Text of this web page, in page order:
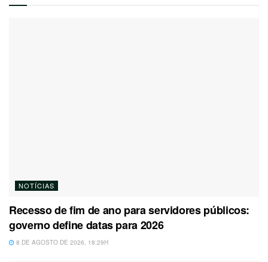
NOTÍCIAS
Recesso de fim de ano para servidores públicos:
governo define datas para 2026
8 DE AGOSTO DE 2026, 18:29H